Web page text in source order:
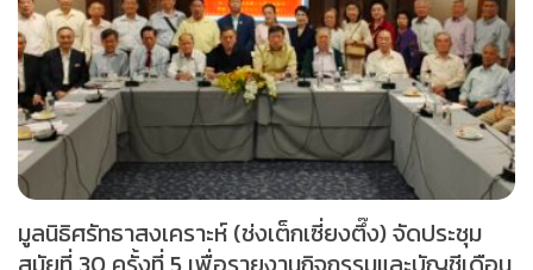
มูลนิธิศรัทธาสงเคราะห์ (ช่งเต็กเซี่ยงตึ๊ง) จัดประชุม